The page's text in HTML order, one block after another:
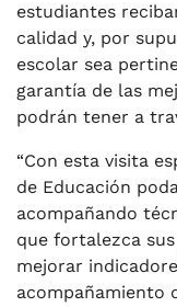
estudiantes
calidad y, por
escolar sea
garantía de las
podrán tener a
“Con esta visita
de Educación
acompañando
que fortalezca
mejorar
acompañamiento